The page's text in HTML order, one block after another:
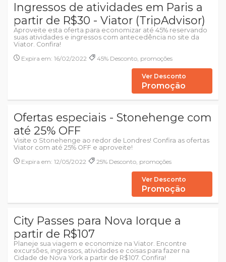
Ingressos de atividades em Paris a
partir de R$30 - Viator (TripAdvisor)
Aproveite esta oferta para economizar até 45% reservando
suas atividades e ingressos com antecedência no site da
Viator. Confira!
Expira em: 16/02/2022
45% Desconto, promoções
Ver Desconto
Promoção
Ofertas especiais - Stonehenge com
até 25% OFF
Visite o Stonehenge ao redor de Londres! Confira as ofertas
Viator com até 25% OFF e aproveite!
Expira em: 12/05/2022
25% Desconto, promoções
Ver Desconto
Promoção
City Passes para Nova Iorque a
partir de R$107
Planeje sua viagem e economize na Viator. Encontre
excursões, ingressos, atividades e coisas para fazer na
Cidade de Nova York a partir de R$107. Confira!